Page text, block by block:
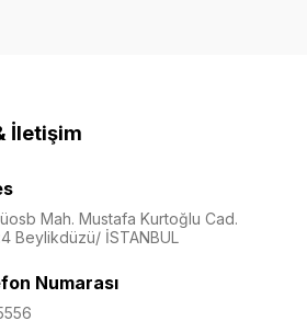
İletişim
Mah. Mustafa Kurtoğlu Cad.
Beylikdüzü/ İSTANBUL
Numarası